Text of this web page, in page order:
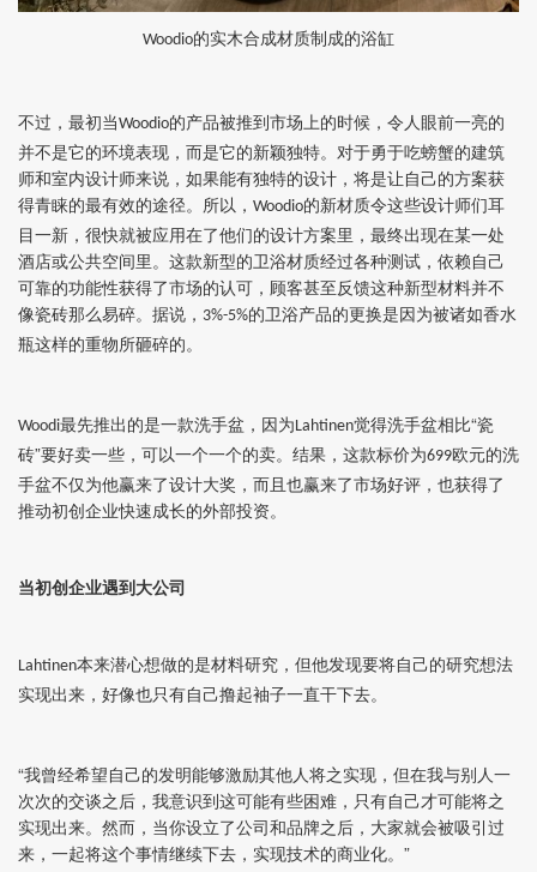
Woodio的实木合成材质制成的浴缸
不过，最初当Woodio的产品被推到市场上的时候，令人眼前一亮的
并不是它的环境表现，而是它的新颖独特。对于勇于吃螃蟹的建筑
师和室内设计师来说，如果能有独特的设计，将是让自己的方案获
得青睐的最有效的途径。所以， Woodio的新材质令这些设计师们耳
目一新，很快就被应用在了他们的设计方案里，最终出现在某一处
酒店或公共空间里。这款新型的卫浴材质经过各种测试，依赖自己
可靠的功能性获得了市场的认可，顾客甚至反馈这种新型材料并不
像瓷砖那么易碎。据说， 3%-5%的卫浴产品的更换是因为被诸如香水
瓶这样的重物所砸碎的。
Woodi最先推出的是一款洗手盆，因为Lahtinen觉得洗手盆相比“瓷
砖”要好卖一些，可以一个一个的卖。结果，这款标价为699欧元的洗
手盆不仅为他赢来了设计大奖，而且也赢来了市场好评，也获得了
推动初创企业快速成长的外部投资。
当初创企业遇到大公司
Lahtinen本来潜心想做的是材料研究，但他发现要将自己的研究想法
实现出来，好像也只有自己撸起袖子一直干下去。
“我曾经希望自己的发明能够激励其他人将之实现，但在我与别人一
次次的交谈之后，我意识到这可能有些困难，只有自己才可能将之
实现出来。然而，当你设立了公司和品牌之后，大家就会被吸引过
来，一起将这个事情继续下去，实现技术的商业化。”